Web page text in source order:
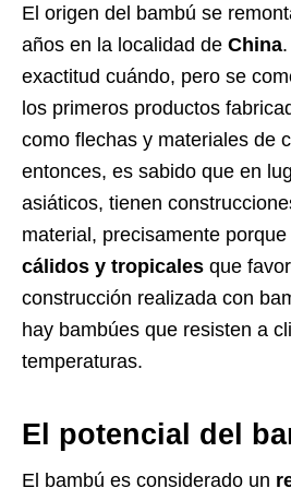
El origen del bambú se
años en la localidad de China
exactitud cuándo, pero se
los primeros productos
como flechas y materiales de
entonces, es sabido que en
asiáticos, tienen
material, precisamente porque
cálidos y tropicales que
construcción realizada con
hay bambúes que resisten a
temperaturas.
El potencial del
El bambú es considerado un